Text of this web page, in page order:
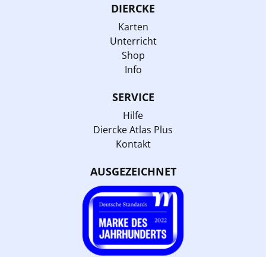
DIERCKE
Karten
Unterricht
Shop
Info
SERVICE
Hilfe
Diercke Atlas Plus
Kontakt
AUSGEZEICHNET